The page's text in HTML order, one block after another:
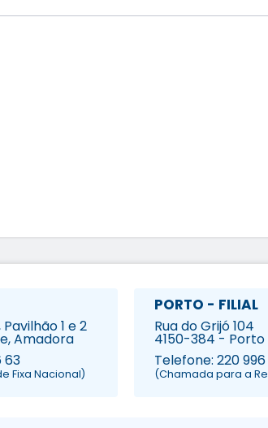
1 e 2
Amadora
63
Fixa Nacional)
PORTO - FILIAL
Rua do Grijó 104
4150-384 - Porto
Telefone: 220
(Chamada para a